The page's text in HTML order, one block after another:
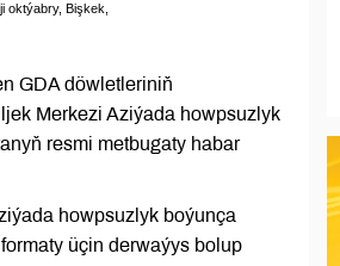
oktýabry, Bişkek,
GDA döwletleriniň
Merkezi Aziýada howpsuzlyk
resmi metbugaty habar
howpsuzlyk boýunça
üçin derwaýys bolup